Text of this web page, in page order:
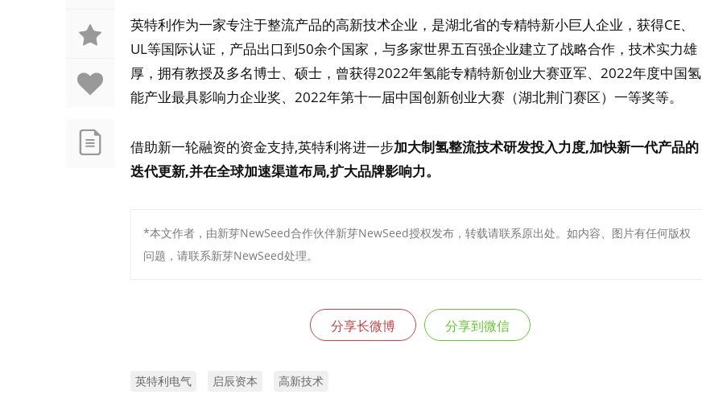
英特利作为一家专注于整流产品的高新技术企业，是湖北省的专精特新小巨人企业，获得CE、
UL等国际认证，产品出口到50余个国家，与多家世界五百强企业建立了战略合作，技术实力雄
厚，拥有教授及多名博士、硕士，曾获得2022年氢能专精特新创业大赛亚军、2022年度中国氢
能产业最具影响力企业奖、2022年第十一届中国创新创业大赛（湖北荆门赛区）一等奖等。
借助新一轮融资的资金支持,英特利将进一步加大制氢整流技术研发投入力度,加快新一代产品的
迭代更新,并在全球加速渠道布局,扩大品牌影响力。
*本文作者，由新芽NewSeed合作伙伴新芽NewSeed授权发布，转载请联系原出处。如内容、图片有任何版权
问题，请联系新芽NewSeed处理。
分享长微博 分享到微信
英特利电气 启辰资本 高新技术